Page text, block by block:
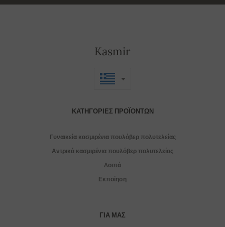
Kasmir
ΚΑΤΗΓΟΡΊΕΣ ΠΡΟΪΌΝΤΩΝ
Γυναικεία κασμιρένια πουλόβερ πολυτελείας
Αντρικά κασμιρένια πουλόβερ πολυτελείας
Λοιπά
Εκποίηση
ΓΙΑ ΜΑΣ